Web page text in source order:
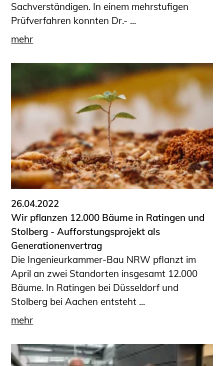
Sachverständigen. In einem mehrstufigen
Prüfverfahren konnten Dr.- ...
mehr
26.04.2022
Wir pflanzen 12.000 Bäume in Ratingen und
Stolberg - Aufforstungsprojekt als
Generationenvertrag
Die Ingenieurkammer-Bau NRW pflanzt im
April an zwei Standorten insgesamt 12.000
Bäume. In Ratingen bei Düsseldorf und
Stolberg bei Aachen entsteht ...
mehr